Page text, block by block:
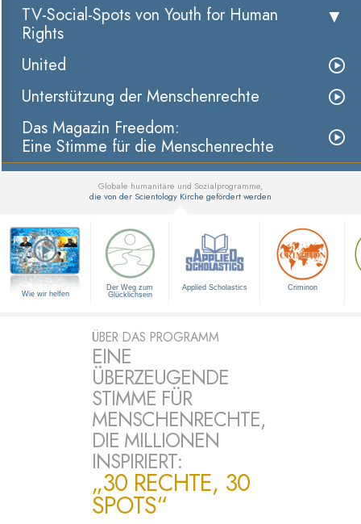
TV-Social-Spots von Youth for Human
Rights
United
Unterstützung der Menschenrechte
Das Magazin Freedom:
Eine Stimme für die Menschenrechte
Globale humanitäre und Sozialprogramme,
die von der Scientology Kirche gefördert werden
Wie wir helfen
Der Weg zum
Glücklichsein
Applied Scholastics Criminon
ÜBER DAS PROGRAMM
EINE
ÜBERZEUGENDE
STIMME FÜR
MENSCHENRECHTE,
DIE MILLIONEN
INSPIRIERT:
„30 RECHTE, 30
SPOTS“